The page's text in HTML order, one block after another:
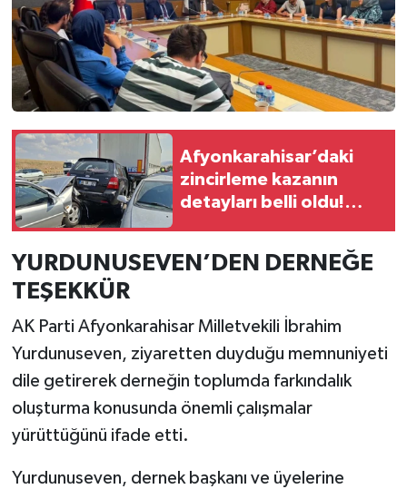
Afyonkarahisar’daki
zincirleme kazanın
detayları belli oldu!
YURDUNUSEVEN’DEN DERNEĞE
TEŞEKKÜR
AK Parti Afyonkarahisar Milletvekili İbrahim
Yurdunuseven, ziyaretten duyduğu memnuniyeti
dile getirerek derneğin toplumda farkındalık
oluşturma konusunda önemli çalışmalar
yürüttüğünü ifade etti.
Yurdunuseven, dernek başkanı ve üyelerine